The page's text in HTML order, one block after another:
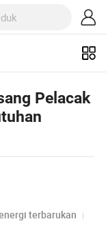
Pelacak
terbarukan